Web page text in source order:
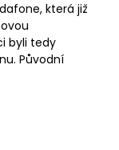
která již
byli tedy
Původní